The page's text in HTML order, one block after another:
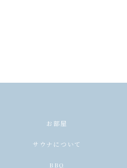
お部屋
サウナについて
BBQ